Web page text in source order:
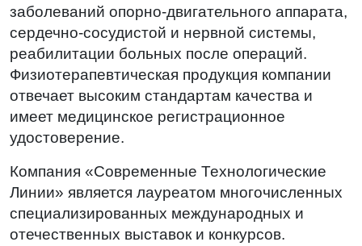
заболеваний опорно-двигательного аппарата,
сердечно-сосудистой и нервной системы,
реабилитации больных после операций.
Физиотерапевтическая продукция компании
отвечает высоким стандартам качества и
имеет медицинское регистрационное
удостоверение.
Компания «Современные Технологические
Линии» является лауреатом многочисленных
специализированных международных и
отечественных выставок и конкурсов.